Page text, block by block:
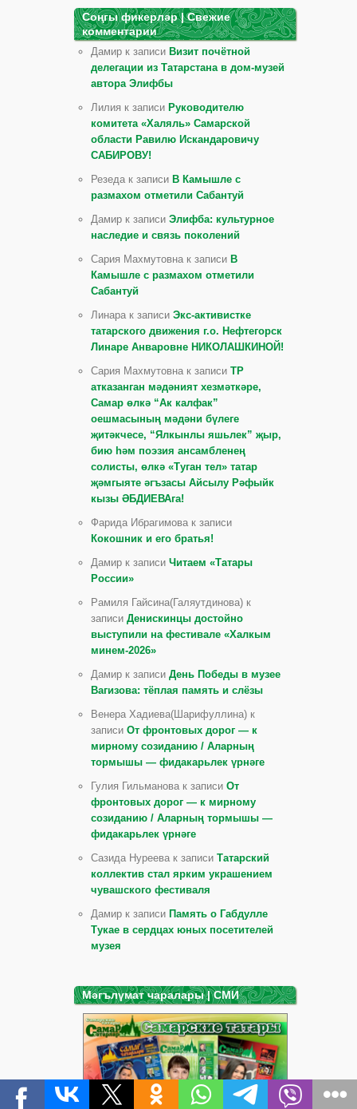
Соңгы фикерләр | Свежие
комментарии
Дамир к записи Визит почётной
делегации из Татарстана в дом-музей
автора Элифбы
Лилия к записи Руководителю
комитета «Халяль» Самарской
области Равилю Искандаровичу
САБИРОВУ!
Резеда к записи В Камышле с
размахом отметили Сабантуй
Дамир к записи Элифба: культурное
наследие и связь поколений
Сария Махмутовна к записи В
Камышле с размахом отметили
Сабантуй
Линара к записи Экс-активистке
татарского движения г.о. Нефтегорск
Линаре Анваровне НИКОЛАШКИНОЙ!
Сария Махмутовна к записи ТР
атказанган мәдәният хезмәткәре,
Самар өлкә “Ак калфак”
оешмасының мәдәни бүлеге
җитәкчесе, “Ялкынлы яшьлек” җыр,
бию һәм поэзия ансамбленең
солисты, өлкә «Туган тел» татар
җәмгыяте әгъзасы Айсылу Рәфыйк
кызы ӘБДИЕВАга!
Фарида Ибрагимова к записи
Кокошник и его братья!
Дамир к записи Читаем «Татары
России»
Рамиля Гайсина(Галяутдинова) к
записи Денискинцы достойно
выступили на фестивале «Халкым
минем-2026»
Дамир к записи День Победы в музее
Вагизова: тёплая память и слёзы
Венера Хадиева(Шарифуллина) к
записи От фронтовых дорог — к
мирному созиданию / Аларның
тормышы — фидакарьлек үрнәге
Гулия Гильманова к записи От
фронтовых дорог — к мирному
созиданию / Аларның тормышы —
фидакарьлек үрнәге
Сазида Нуреева к записи Татарский
коллектив стал ярким украшением
чувашского фестиваля
Дамир к записи Память о Габдулле
Тукае в сердцах юных посетителей
музея
Мәгълүмат чаралары | СМИ